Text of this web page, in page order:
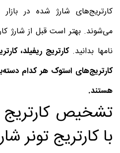
کارتریج‌های شارژ شده در
نام‎ها بدانید.
کارتریج ریفیلد،
کارتریج‌های استوک هر کدام
هستند.
با کارتریج تونر